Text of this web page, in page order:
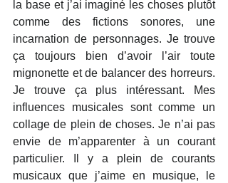
la base et j’ai imaginé les choses plutôt
comme des fictions sonores, une
incarnation de personnages. Je trouve
ça toujours bien d’avoir l’air toute
mignonette et de balancer des horreurs.
Je trouve ça plus intéressant. Mes
influences musicales sont comme un
collage de plein de choses. Je n’ai pas
envie de m’apparenter à un courant
particulier. Il y a plein de courants
musicaux que j’aime en musique, le